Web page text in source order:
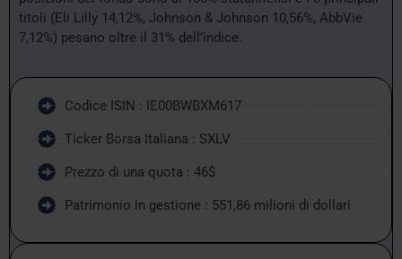
titoli (Eli Lilly 14,12%, Johnson & Johnson 10,56%, AbbVie
7,12%) pesano oltre il 31% dell’indice.
Codice ISIN : IE00BWBXM617
Ticker Borsa Italiana : SXLV
Prezzo di una quota : 46$
Patrimonio in gestione : 551,86 milioni di dollari